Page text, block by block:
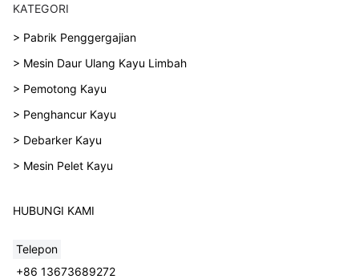
KATEGORI
> Pabrik Penggergajian
> Mesin Daur Ulang Kayu Limbah
> Pemotong Kayu
> Penghancur Kayu
> Debarker Kayu
> Mesin Pelet Kayu
HUBUNGI KAMI
Telepon
+86 13673689272